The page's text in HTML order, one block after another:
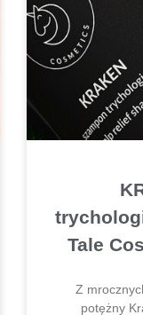
Tale
Z
potężny